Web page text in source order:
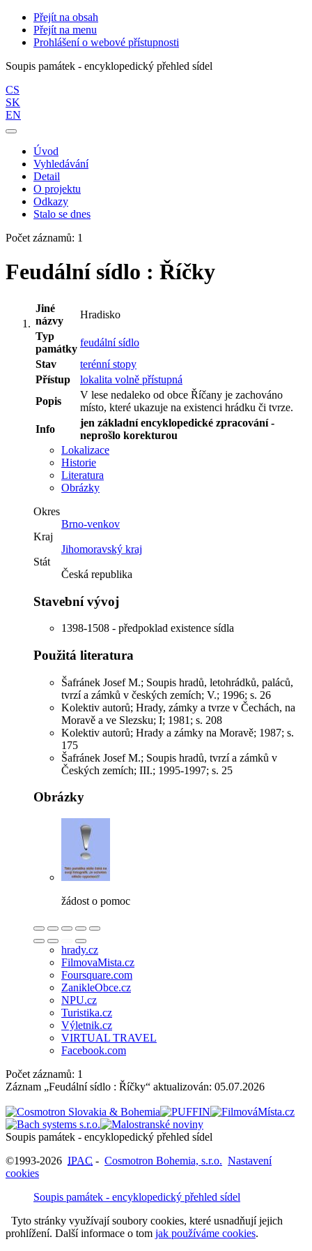
Přejít na obsah
Přejít na menu
Prohlášení o webové přístupnosti
Soupis památek - encyklopedický přehled sídel
CS
SK
EN
Úvod
Vyhledávání
Detail
O projektu
Odkazy
Stalo se dnes
Počet záznamů: 1
Feudální sídlo : Říčky
Jiné
názvy
Hradisko
Typ
památky
feudální sídlo
Stav
terénní stopy
Přístup
lokalita volně přístupná
Popis
V lese nedaleko od obce Říčany je zachováno
místo, které ukazuje na existenci hrádku či tvrze.
Info
jen základní encyklopedické zpracování -
neprošlo korekturou
Lokalizace
Historie
Literatura
Obrázky
Okres
Brno-venkov
Kraj
Jihomoravský kraj
Stát
Česká republika
Stavební vývoj
1398-1508 - předpoklad existence sídla
Použitá literatura
Šafránek Josef M.; Soupis hradů, letohrádků, paláců,
tvrzí a zámků v českých zemích; V.; 1996; s. 26
Kolektiv autorů; Hrady, zámky a tvrze v Čechách, na
Moravě a ve Slezsku; I; 1981; s. 208
Kolektiv autorů; Hrady a zámky na Moravě; 1987; s.
175
Šafránek Josef M.; Soupis hradů, tvrzí a zámků v
Českých zemích; III.; 1995-1997; s. 25
Obrázky
žádost o pomoc
hrady.cz
FilmovaMista.cz
Foursquare.com
ZanikleObce.cz
NPU.cz
Turistika.cz
Výletnik.cz
VIRTUAL TRAVEL
Facebook.com
Počet záznamů: 1
Záznam „Feudální sídlo : Říčky“ aktualizován: 05.07.2026
Soupis památek - encyklopedický přehled sídel
©1993-2026 IPAC - Cosmotron Bohemia, s.r.o. Nastavení
cookies
Soupis památek - encyklopedický přehled sídel
Tyto stránky využívají soubory cookies, které usnadňují jejich
prohlížení. Další informace o tom jak používáme cookies.